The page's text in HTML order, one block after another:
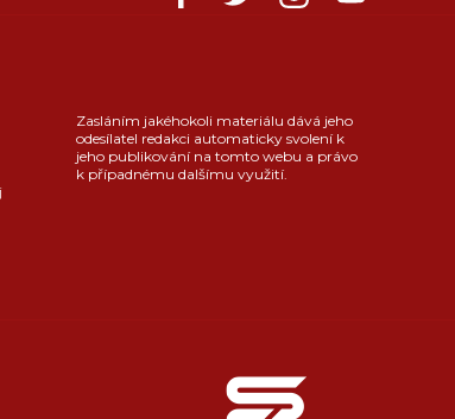
Zasláním jakéhokoli materiálu dává jeho
odesílatel redakci automaticky svolení k
jeho publikování na tomto webu a právo
k případnému dalšímu využití.